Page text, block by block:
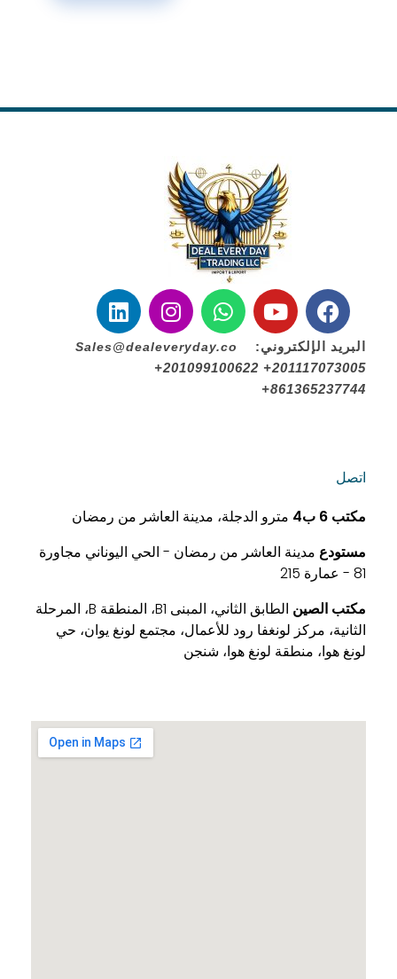
البريد الإلكتروني: Sales@dealeveryday.co
+201099100622 +201117073005
+861365237744
اتصل
مكتب 6 ب4
مترو الدجلة، مدينة العاشر من رمضان
مستودع مدينة العاشر من رمضان - الحي اليوناني مجاورة
81 - عمارة 215
مكتب الصين
الطابق الثاني، المبنى B1، المنطقة B، المرحلة
الثانية، مركز لونغفا رود للأعمال، مجتمع لونغ يوان، حي
لونغ هوا، منطقة لونغ هوا، شنجن